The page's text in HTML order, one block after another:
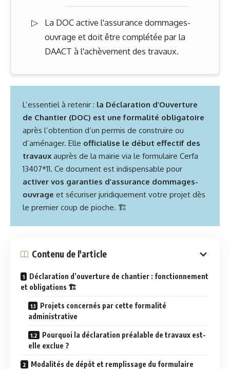
La DOC active l'assurance dommages-
ouvrage et doit être complétée par la
DAACT à l'achèvement des travaux.
L’essentiel à retenir : la Déclaration d’Ouverture
de Chantier (DOC) est une formalité obligatoire
après l’obtention d’un permis de construire ou
d’aménager. Elle officialise le début effectif des
travaux auprès de la mairie via le formulaire Cerfa
13407*11. Ce document est indispensable pour
activer vos garanties d’assurance dommages-
ouvrage et sécuriser juridiquement votre projet dès
le premier coup de pioche. 🏗️
Contenu de l'article
Déclaration d’ouverture de chantier : fonctionnement
et obligations 🏗️
Projets concernés par cette formalité
administrative
Pourquoi la déclaration préalable de travaux est-
elle exclue ?
Modalités de dépôt et remplissage du formulaire